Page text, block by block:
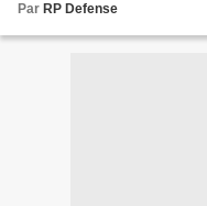
Par RP Defense